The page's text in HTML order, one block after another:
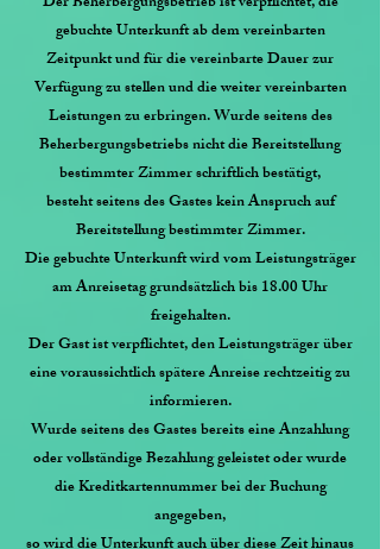
gebuchte Unterkunft ab dem vereinbarten
Zeitpunkt und für die vereinbarte Dauer zur
Verfügung zu stellen und die weiter vereinbarten
Leistungen zu erbringen. Wurde seitens des
Beherbergungsbetriebs nicht die Bereitstellung
bestimmter Zimmer schriftlich bestätigt,
besteht seitens des Gastes kein Anspruch auf
Bereitstellung bestimmter Zimmer.
Die gebuchte Unterkunft wird vom Leistungsträger
am Anreisetag grundsätzlich bis 18.00 Uhr
freigehalten.
Der Gast ist verpflichtet, den Leistungsträger über
eine voraussichtlich spätere Anreise rechtzeitig zu
informieren.
Wurde seitens des Gastes bereits eine Anzahlung
oder vollständige Bezahlung geleistet oder wurde
die Kreditkartennummer bei der Buchung
angegeben,